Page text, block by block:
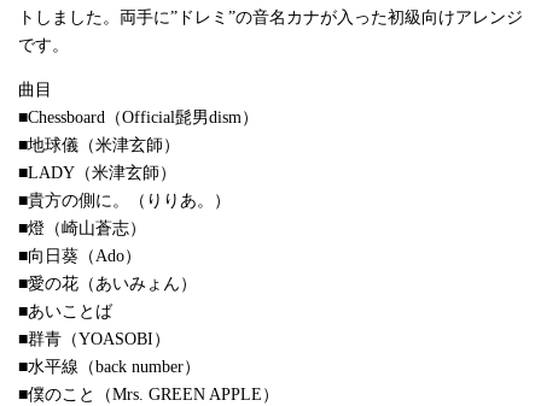
トしました。両手に”ドレミ”の音名カナが入った初級向けアレンジ
です。
曲目
■Chessboard（Official髭男dism）
■地球儀（米津玄師）
■LADY（米津玄師）
■貴方の側に。（りりあ。）
■燈（崎山蒼志）
■向日葵（Ado）
■愛の花（あいみょん）
■あいことば
■群青（YOASOBI）
■水平線（back number）
■僕のこと（Mrs. GREEN APPLE）